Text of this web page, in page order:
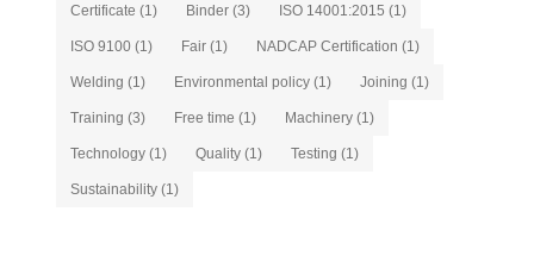
Certificate (1) Binder (3) ISO 14001:2015 (1)
ISO 9100 (1) Fair (1) NADCAP Certification (1)
Welding (1) Environmental policy (1) Joining (1)
Training (3) Free time (1) Machinery (1)
Technology (1) Quality (1) Testing (1)
Sustainability (1)